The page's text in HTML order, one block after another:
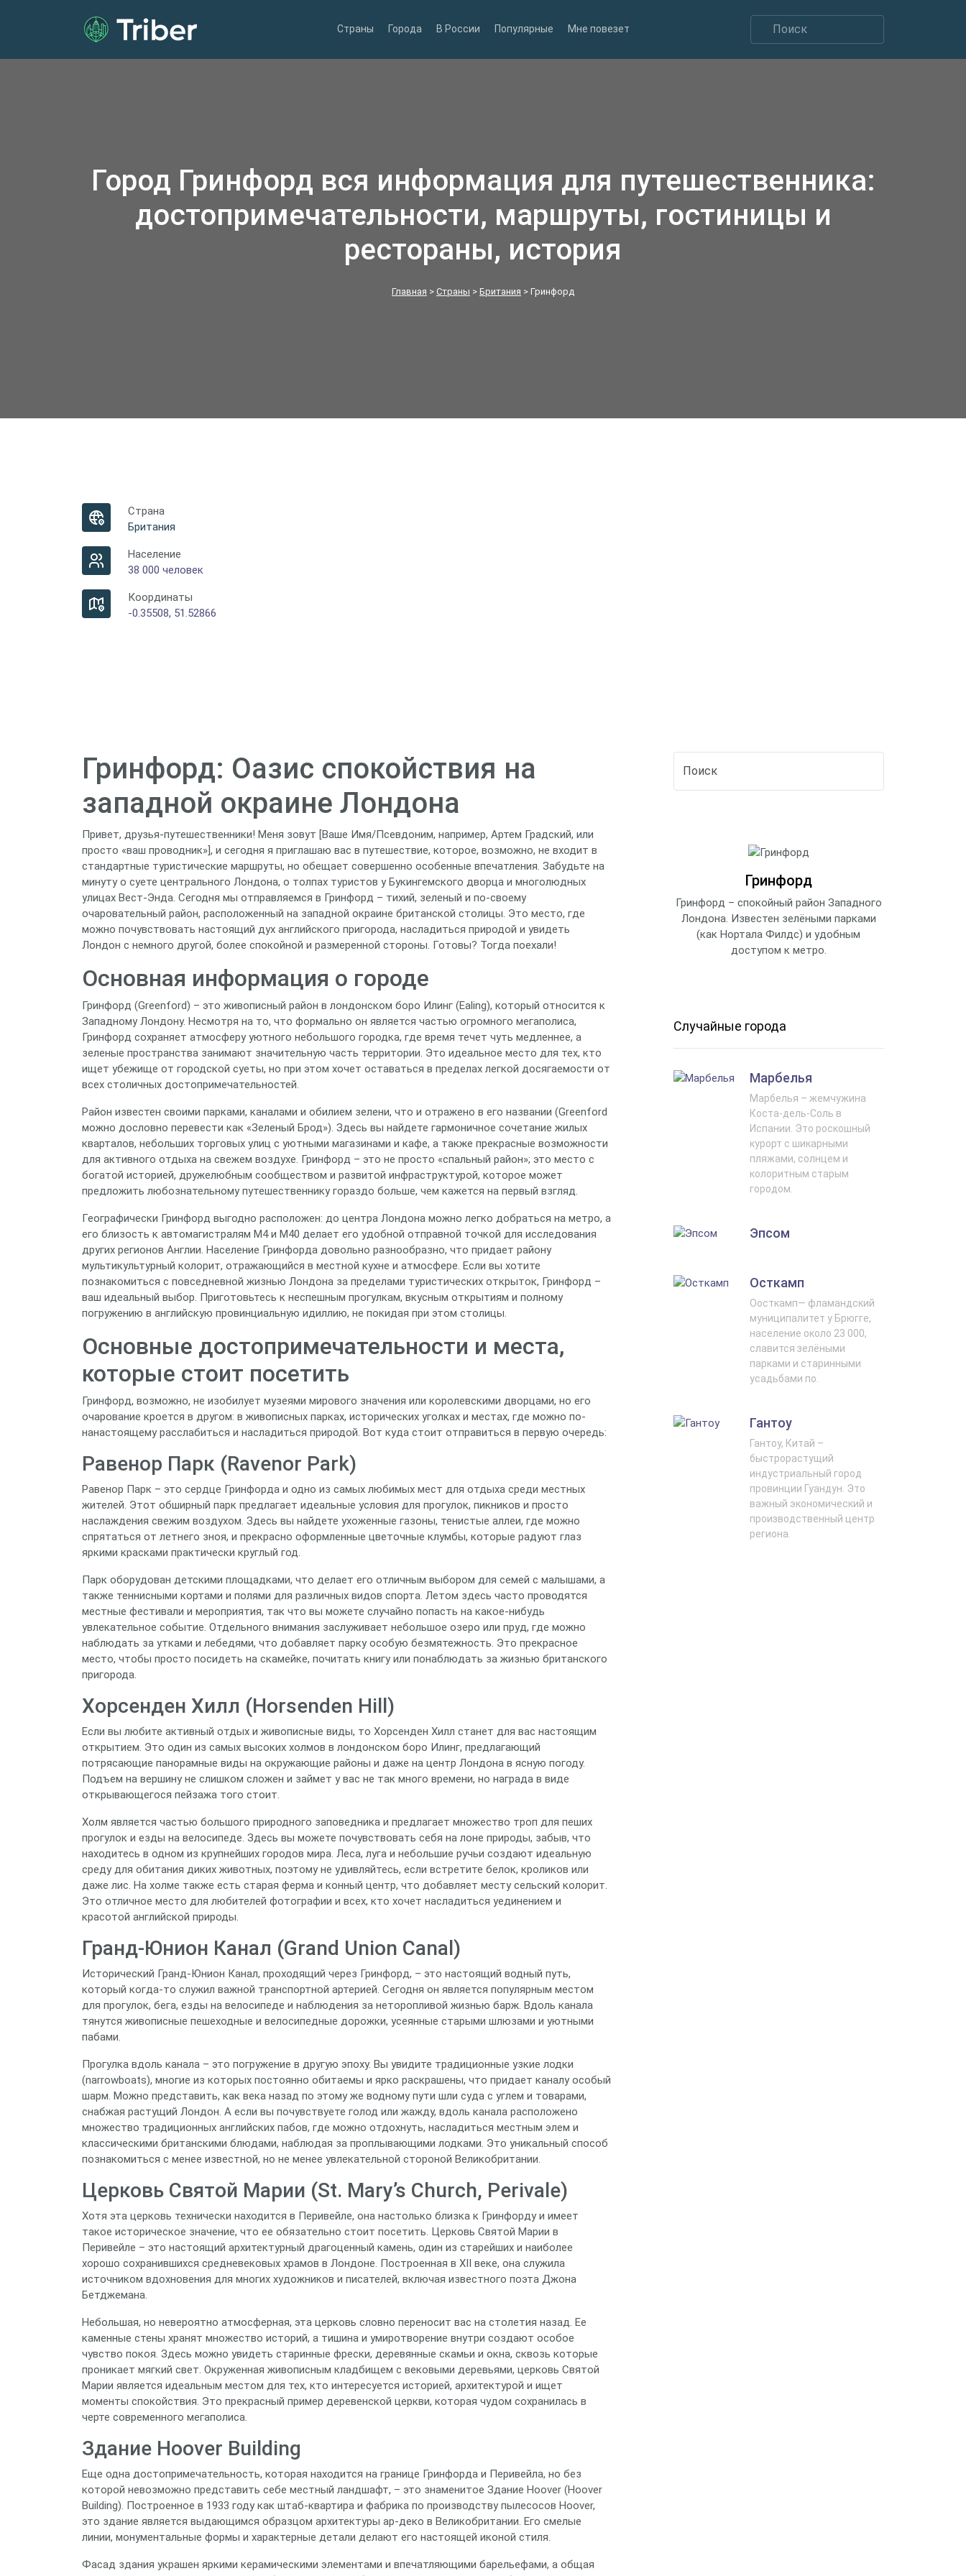
Страны Города В России Популярные Мне повезет
Город Гринфорд вся информация для путешественника:
достопримечательности, маршруты, гостиницы и
рестораны, история
Главная > Страны > Британия > Гринфорд
Страна
Британия
Население
38 000 человек
Координаты
-0.35508, 51.52866
Гринфорд: Оазис спокойствия на
западной окраине Лондона
Привет, друзья-путешественники! Меня зовут [Ваше Имя/Псевдоним, например, Артем Градский, или
просто «ваш проводник»], и сегодня я приглашаю вас в путешествие, которое, возможно, не входит в
стандартные туристические маршруты, но обещает совершенно особенные впечатления. Забудьте на
минуту о суете центрального Лондона, о толпах туристов у Букингемского дворца и многолюдных
улицах Вест-Энда. Сегодня мы отправляемся в Гринфорд – тихий, зеленый и по-своему
очаровательный район, расположенный на западной окраине британской столицы. Это место, где
можно почувствовать настоящий дух английского пригорода, насладиться природой и увидеть
Лондон с немного другой, более спокойной и размеренной стороны. Готовы? Тогда поехали!
Основная информация о городе
Гринфорд (Greenford) – это живописный район в лондонском боро Илинг (Ealing), который относится к
Западному Лондону. Несмотря на то, что формально он является частью огромного мегаполиса,
Гринфорд сохраняет атмосферу уютного небольшого городка, где время течет чуть медленнее, а
зеленые пространства занимают значительную часть территории. Это идеальное место для тех, кто
ищет убежище от городской суеты, но при этом хочет оставаться в пределах легкой досягаемости от
всех столичных достопримечательностей.
Район известен своими парками, каналами и обилием зелени, что и отражено в его названии (Greenford
можно дословно перевести как «Зеленый Брод»). Здесь вы найдете гармоничное сочетание жилых
кварталов, небольших торговых улиц с уютными магазинами и кафе, а также прекрасные возможности
для активного отдыха на свежем воздухе. Гринфорд – это не просто «спальный район»; это место с
богатой историей, дружелюбным сообществом и развитой инфраструктурой, которое может
предложить любознательному путешественнику гораздо больше, чем кажется на первый взгляд.
Географически Гринфорд выгодно расположен: до центра Лондона можно легко добраться на метро, а
его близость к автомагистралям M4 и M40 делает его удобной отправной точкой для исследования
других регионов Англии. Население Гринфорда довольно разнообразно, что придает району
мультикультурный колорит, отражающийся в местной кухне и атмосфере. Если вы хотите
познакомиться с повседневной жизнью Лондона за пределами туристических открыток, Гринфорд –
ваш идеальный выбор. Приготовьтесь к неспешным прогулкам, вкусным открытиям и полному
погружению в английскую провинциальную идиллию, не покидая при этом столицы.
Основные достопримечательности и места,
которые стоит посетить
Гринфорд, возможно, не изобилует музеями мирового значения или королевскими дворцами, но его
очарование кроется в другом: в живописных парках, исторических уголках и местах, где можно по-
нанастоящему расслабиться и насладиться природой. Вот куда стоит отправиться в первую очередь:
Равенор Парк (Ravenor Park)
Равенор Парк – это сердце Гринфорда и одно из самых любимых мест для отдыха среди местных
жителей. Этот обширный парк предлагает идеальные условия для прогулок, пикников и просто
наслаждения свежим воздухом. Здесь вы найдете ухоженные газоны, тенистые аллеи, где можно
спрятаться от летнего зноя, и прекрасно оформленные цветочные клумбы, которые радуют глаз
яркими красками практически круглый год.
Парк оборудован детскими площадками, что делает его отличным выбором для семей с малышами, а
также теннисными кортами и полями для различных видов спорта. Летом здесь часто проводятся
местные фестивали и мероприятия, так что вы можете случайно попасть на какое-нибудь
увлекательное событие. Отдельного внимания заслуживает небольшое озеро или пруд, где можно
наблюдать за утками и лебедями, что добавляет парку особую безмятежность. Это прекрасное
место, чтобы просто посидеть на скамейке, почитать книгу или понаблюдать за жизнью британского
пригорода.
Хорсенден Хилл (Horsenden Hill)
Если вы любите активный отдых и живописные виды, то Хорсенден Хилл станет для вас настоящим
открытием. Это один из самых высоких холмов в лондонском боро Илинг, предлагающий
потрясающие панорамные виды на окружающие районы и даже на центр Лондона в ясную погоду.
Подъем на вершину не слишком сложен и займет у вас не так много времени, но награда в виде
открывающегося пейзажа того стоит.
Холм является частью большого природного заповедника и предлагает множество троп для пеших
прогулок и езды на велосипеде. Здесь вы можете почувствовать себя на лоне природы, забыв, что
находитесь в одном из крупнейших городов мира. Леса, луга и небольшие ручьи создают идеальную
среду для обитания диких животных, поэтому не удивляйтесь, если встретите белок, кроликов или
даже лис. На холме также есть старая ферма и конный центр, что добавляет месту сельский колорит.
Это отличное место для любителей фотографии и всех, кто хочет насладиться уединением и
красотой английской природы.
Гранд-Юнион Канал (Grand Union Canal)
Исторический Гранд-Юнион Канал, проходящий через Гринфорд, – это настоящий водный путь,
который когда-то служил важной транспортной артерией. Сегодня он является популярным местом
для прогулок, бега, езды на велосипеде и наблюдения за неторопливой жизнью барж. Вдоль канала
тянутся живописные пешеходные и велосипедные дорожки, усеянные старыми шлюзами и уютными
пабами.
Прогулка вдоль канала – это погружение в другую эпоху. Вы увидите традиционные узкие лодки
(narrowboats), многие из которых постоянно обитаемы и ярко раскрашены, что придает каналу особый
шарм. Можно представить, как века назад по этому же водному пути шли суда с углем и товарами,
снабжая растущий Лондон. А если вы почувствуете голод или жажду, вдоль канала расположено
множество традиционных английских пабов, где можно отдохнуть, насладиться местным элем и
классическими британскими блюдами, наблюдая за проплывающими лодками. Это уникальный способ
познакомиться с менее известной, но не менее увлекательной стороной Великобритании.
Церковь Святой Марии (St. Mary’s Church, Perivale)
Хотя эта церковь технически находится в Перивейле, она настолько близка к Гринфорду и имеет
такое историческое значение, что ее обязательно стоит посетить. Церковь Святой Марии в
Перивейле – это настоящий архитектурный драгоценный камень, один из старейших и наиболее
хорошо сохранившихся средневековых храмов в Лондоне. Построенная в XII веке, она служила
источником вдохновения для многих художников и писателей, включая известного поэта Джона
Бетджемана.
Небольшая, но невероятно атмосферная, эта церковь словно переносит вас на столетия назад. Ее
каменные стены хранят множество историй, а тишина и умиротворение внутри создают особое
чувство покоя. Здесь можно увидеть старинные фрески, деревянные скамьи и окна, сквозь которые
проникает мягкий свет. Окруженная живописным кладбищем с вековыми деревьями, церковь Святой
Марии является идеальным местом для тех, кто интересуется историей, архитектурой и ищет
моменты спокойствия. Это прекрасный пример деревенской церкви, которая чудом сохранилась в
черте современного мегаполиса.
Здание Hoover Building
Еще одна достопримечательность, которая находится на границе Гринфорда и Перивейла, но без
которой невозможно представить себе местный ландшафт, – это знаменитое Здание Hoover (Hoover
Building). Построенное в 1933 году как штаб-квартира и фабрика по производству пылесосов Hoover,
это здание является выдающимся образцом архитектуры ар-деко в Великобритании. Его смелые
линии, монументальные формы и характерные детали делают его настоящей иконой стиля.
Фасад здания украшен яркими керамическими элементами и впечатляющими барельефами, а общая
Гринфорд
Гринфорд – спокойный район Западного
Лондона. Известен зелёными парками
(как Нортала Филдс) и удобным
доступом к метро.
Случайные города
Марбелья
Марбелья – жемчужина
Коста-дель-Соль в
Испании. Это роскошный
курорт с шикарными
пляжами, солнцем и
колоритным старым
городом.
Эпсом
Осткамп
Оосткамп— фламандский
муниципалитет у Брюгге,
население около 23 000,
славится зелёными
парками и старинными
усадьбами по.
Гантоу
Гантоу, Китай –
быстрорастущий
индустриальный город
провинции Гуандун. Это
важный экономический и
производственный центр
региона.